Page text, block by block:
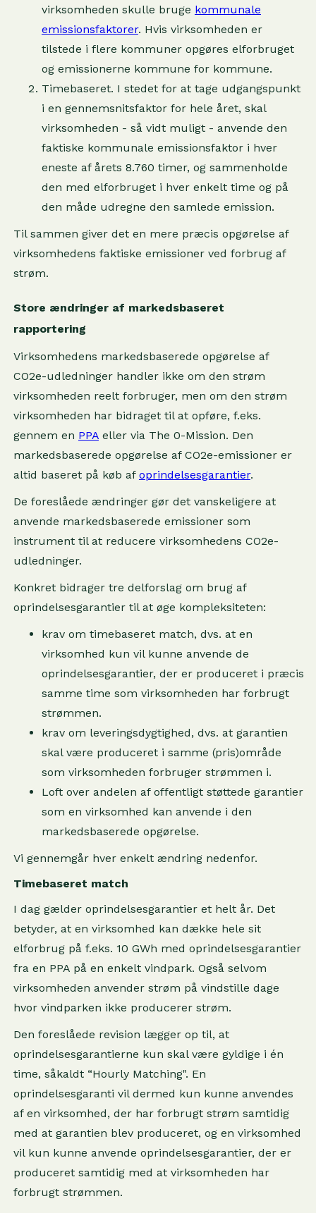
virksomheden skulle bruge kommunale
emissionsfaktorer. Hvis virksomheden er
tilstede i flere kommuner opgøres elforbruget
og emissionerne kommune for kommune.
Timebaseret. I stedet for at tage udgangspunkt
i en gennemsnitsfaktor for hele året, skal
virksomheden - så vidt muligt - anvende den
faktiske kommunale emissionsfaktor i hver
eneste af årets 8.760 timer, og sammenholde
den med elforbruget i hver enkelt time og på
den måde udregne den samlede emission.
Til sammen giver det en mere præcis opgørelse af
virksomhedens faktiske emissioner ved forbrug af
strøm.
Store ændringer af markedsbaseret
rapportering
Virksomhedens markedsbaserede opgørelse af
CO2e-udledninger handler ikke om den strøm
virksomheden reelt forbruger, men om den strøm
virksomheden har bidraget til at opføre, f.eks.
gennem en PPAeller via The 0-Mission. Den
markedsbaserede opgørelse af CO2e-emissioner er
altid baseret på køb af oprindelsesgarantier.
De foreslåede ændringer gør det vanskeligere at
anvende markedsbaserede emissioner som
instrument til at reducere virksomhedens CO2e-
udledninger.
Konkret bidrager tre delforslag om brug af
oprindelsesgarantier til at øge kompleksiteten:
krav om timebaseret match, dvs. at en
virksomhed kun vil kunne anvende de
oprindelsesgarantier, der er produceret i præcis
samme time som virksomheden har forbrugt
strømmen.
krav om leveringsdygtighed, dvs. at garantien
skal være produceret i samme (pris)område
som virksomheden forbruger strømmen i.
Loft over andelen af offentligt støttede garantier
som en virksomhed kan anvende i den
markedsbaserede opgørelse.
Vi gennemgår hver enkelt ændring nedenfor.
Timebaseret match
I dag gælder oprindelsesgarantier et helt år. Det
betyder, at en virksomhed kan dække hele sit
elforbrug på f.eks. 10 GWh med oprindelsesgarantier
fra en PPA på en enkelt vindpark. Også selvom
virksomheden anvender strøm på vindstille dage
hvor vindparken ikke producerer strøm.
Den foreslåede revision lægger op til, at
oprindelsesgarantierne kun skal være gyldige i én
time, såkaldt “Hourly Matching". En
oprindelsesgaranti vil dermed kun kunne anvendes
af en virksomhed, der har forbrugt strøm samtidig
med at garantien blev produceret, og en virksomhed
vil kun kunne anvende oprindelsesgarantier, der er
produceret samtidig med at virksomheden har
forbrugt strømmen.